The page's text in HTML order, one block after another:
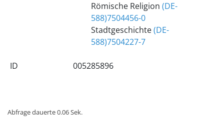
Römische Religion (DE-
588)7504456-0
Stadtgeschichte(DE-
588)7504227-7
ID 005285896
Abfrage dauerte 0.06 Sek.